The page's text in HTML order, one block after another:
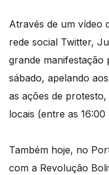
Através de um vídeo
rede social Twitter,
grande
sábado, apelando
as ações de
locais (entre as
Também hoje, no
com a Revolução